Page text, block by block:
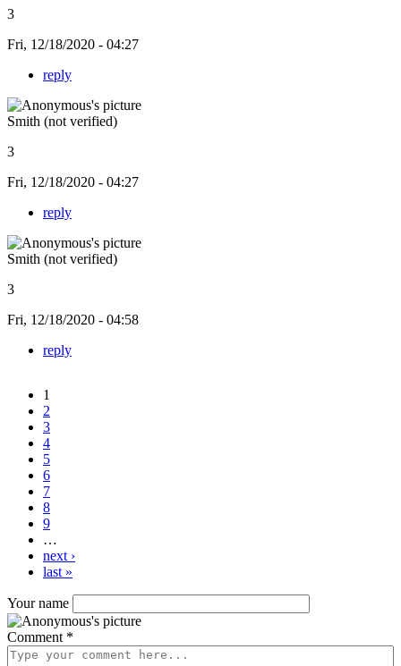
3
Fri, 12/18/2020 - 04:27
reply
Smith (not verified)
3
Fri, 12/18/2020 - 04:27
reply
Smith (not verified)
3
Fri, 12/18/2020 - 04:58
reply
Pages
1
2
3
4
5
6
7
8
9
…
next ›
last »
Your name
Comment *